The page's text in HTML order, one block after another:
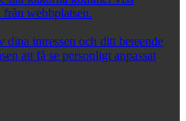
webbplatsen.
dina intressen och ditt beteende
att få se personligt anpassat